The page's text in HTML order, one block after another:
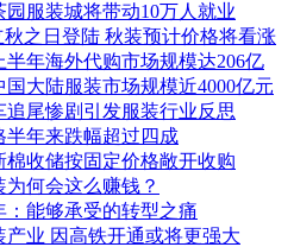
园服装城将带动10万人就业
秋之日登陆 秋装预计价格将看涨
半年海外代购市场规模达206亿
国大陆服装市场规模近4000亿元
追尾惨剧引发服装行业反思
半年来跌幅超过四成
棉收储按固定价格敞开收购
为何会这么赚钱？
：能够承受的转型之痛
产业 因高铁开通或将更强大